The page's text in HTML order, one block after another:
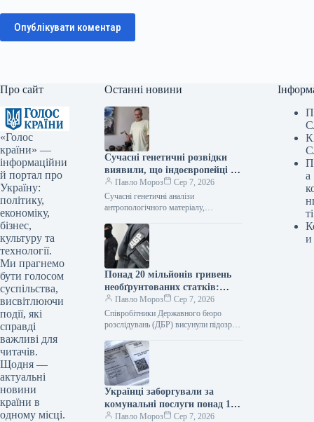
Опублікувати коментар
Про сайт
«Голос
країни» —
інформаційни
й портал про
Україну:
політику,
економіку,
бізнес,
культуру та
технології.
Ми прагнемо
бути голосом
суспільства,
висвітлюючи
події, які
справді
важливі для
читачів.
Щодня —
актуальні
новини
країни в
одному місці.
Останні новини
Сучасні генетичні розвідки
виявили, що індоєвропейці є
пращурами українців –
фахівець
Павло Мороз
Сер 7, 2026
Сучасні генетичні аналізи
антропологічного матеріалу,
поселення «Дикий Сад» у Миколаєві,
підтвердили, що пращурами українців
були індоєвропейці.…
Понад 20 мільйонів гривень
необґрунтованих статків:
ексначальнику управління
логістики Повітряного
командування висунули
Павло Мороз
Сер 7, 2026
Співробітники Державного бюро
розслідувань (ДБР) висунули підозру
управління Повітряних сил Збройних
сил України у незаконному заволодінні
майном…
Українці заборгували за
комунальні послуги понад 113
мільярдів гривень: кількість
Павло Мороз Сер 7, 2026
а
ті
и